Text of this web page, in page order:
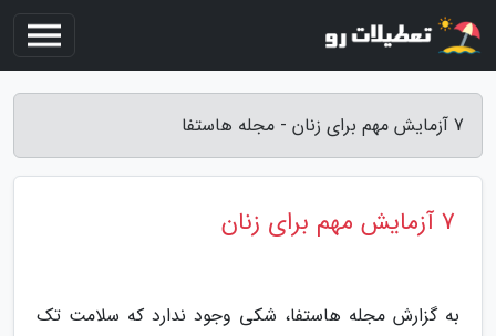
7 آزمایش مهم برای زنان - مجله هاستفا
7 آزمایش مهم برای زنان
به گزارش مجله هاستفا، شکی وجود ندارد که سلامت تک